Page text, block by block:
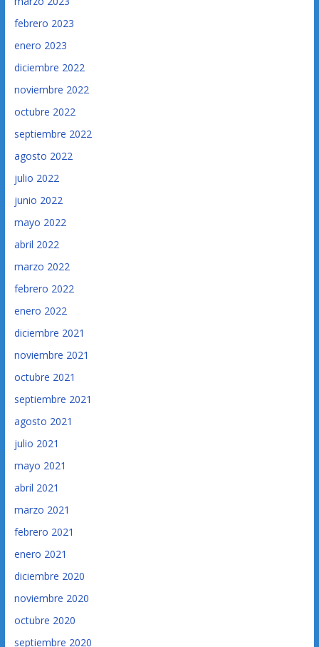
febrero 2023
enero 2023
diciembre 2022
noviembre 2022
octubre 2022
septiembre 2022
agosto 2022
julio 2022
junio 2022
mayo 2022
abril 2022
marzo 2022
febrero 2022
enero 2022
diciembre 2021
noviembre 2021
octubre 2021
septiembre 2021
agosto 2021
julio 2021
mayo 2021
abril 2021
marzo 2021
febrero 2021
enero 2021
diciembre 2020
noviembre 2020
octubre 2020
septiembre 2020